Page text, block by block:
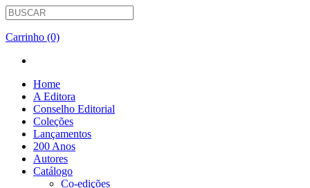
Carrinho (0)
Home
A Editora
Conselho Editorial
Coleções
Lançamentos
200 Anos
Autores
Catálogo
Co-edições